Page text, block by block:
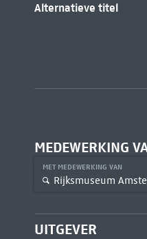
Alternatieve titel
MEDEWERKING
MET MEDEWERKING VAN
Rijksmuseum
UITGEVER